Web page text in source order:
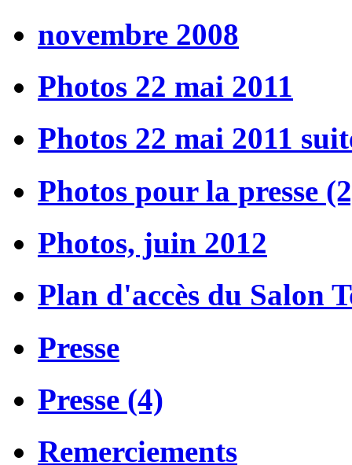
novembre 2008
Photos 22 mai 2011
Photos 22 mai 2011
Photos pour la presse
Photos, juin 2012
Plan d'accès du Salon
Presse
Presse (4)
Remerciements